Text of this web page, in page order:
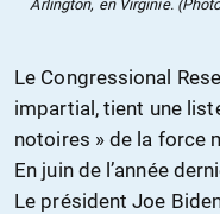
Arlington, en Virginie.
Le Congressional
impartial, tient une
notoires » de la force
En juin de l’année
Le président Joe